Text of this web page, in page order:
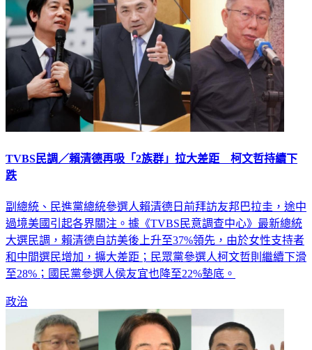
TVBS民調／賴清德再吸「2族群」拉大差距 柯文哲持續下
跌
副總統、民進黨總統參選人賴清德日前拜訪友邦巴拉圭，途中
過境美國引起各界關注。據《TVBS民意調查中心》最新總統
大選民調，賴清德自訪美後上升至37%領先，由於女性支持者
和中間選民增加，擴大差距；民眾黨參選人柯文哲則繼續下滑
至28%；國民黨參選人侯友宜也降至22%墊底。
政治